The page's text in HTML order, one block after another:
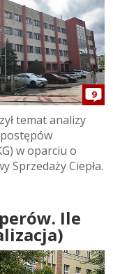
9
temat analizy
w oparciu o
Sprzedaży Ciepła.
Ile